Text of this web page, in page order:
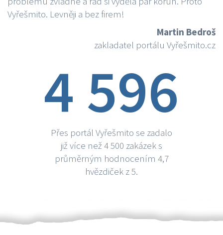
Vyřešmito. Levněji a bez firem!
Martin Bedroš
zakladatel portálu Vyřešmito.cz
4 596
Přes portál Vyřešmito se zadalo
již více než 4 500 zakázek s
průměrným hodnocením 4,7
hvězdiček z 5.